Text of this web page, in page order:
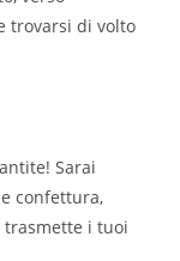
trovarsi di volto
Sarai
confettura,
trasmette i tuoi